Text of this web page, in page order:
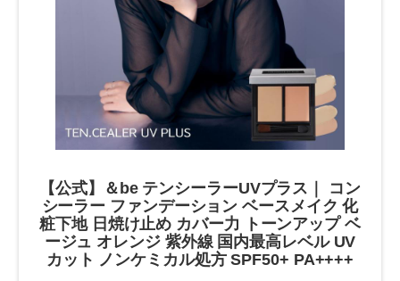
【公式】＆be テンシーラーUVプラス｜ コン
シーラー ファンデーション ベースメイク 化
粧下地 日焼け止め カバー力 トーンアップ ベ
ージュ オレンジ 紫外線 国内最高レベル UV
カット ノンケミカル処方 SPF50+ PA++++